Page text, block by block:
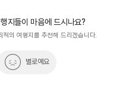
지들이 마음에 드시나요?
의 여행지를 추천해 드리겠습니다.
별로예요